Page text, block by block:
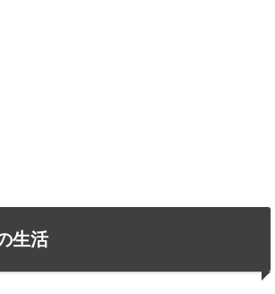
生活